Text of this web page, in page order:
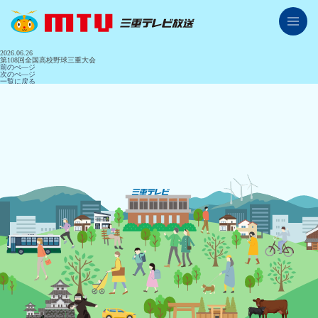
番組紹介
プレゼント応募情報
レシピ情報
アナウンサー紹介
2026.06.26
第108回全国高校野球三重大会
前のぺ―ジ
次のぺ―ジ
一覧に戻る